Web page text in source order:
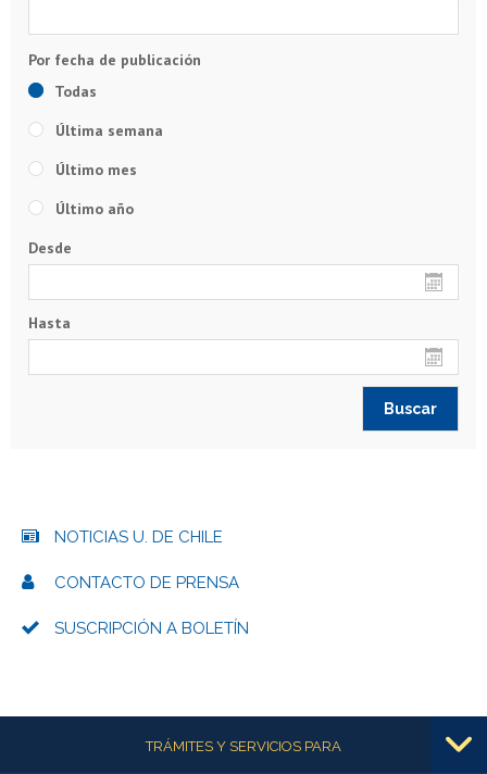
Todas
Última semana
Último mes
Último año
Desde
Hasta
NOTICIAS U. DE CHILE
CONTACTO DE PRENSA
SUSCRIPCIÓN A BOLETÍN
Más informaciónTRÁMITES Y SERVICIOS PARA